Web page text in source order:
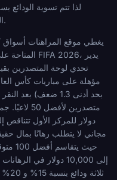
السحوبات فورية عادةً بمجرد الموافقة عليها.
يغطي موقع المراهنات أسواق
بحد أدنى 1.3 ضعف)
إلى 10,000 دولار في